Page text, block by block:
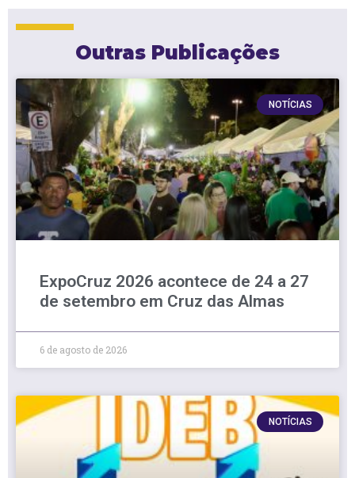
Outras Publicações
NOTÍCIAS
ExpoCruz 2026 acontece de 24 a 27
de setembro em Cruz das Almas
6 de agosto de 2026
NOTÍCIAS